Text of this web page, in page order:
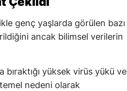
genç yaşlarda görülen bazı
ancak bilimsel verilerin
yüksek virüs yükü ve
temel nedeni olarak